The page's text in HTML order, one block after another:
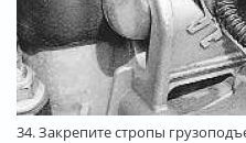
34. Закрепите стропы